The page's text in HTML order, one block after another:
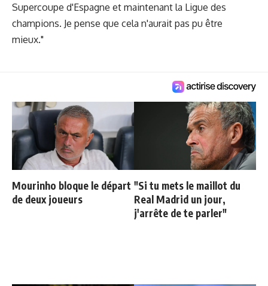
Supercoupe d'Espagne et maintenant la Ligue des
champions. Je pense que cela n'aurait pas pu être
mieux."
Mourinho bloque le départ
de deux joueurs
"Si tu mets le maillot du
Real Madrid un jour,
j'arrête de te parler"